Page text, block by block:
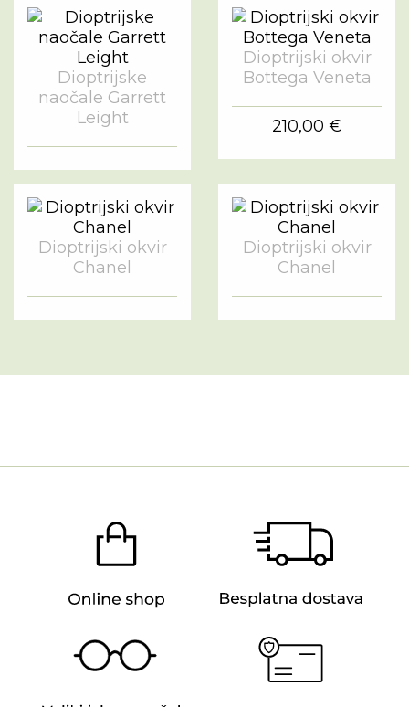
Dioptrijske
naočale Garrett
Leight
Dioptrijski okvir
Bottega Veneta
210,00 €
Dioptrijski okvir
Chanel
Dioptrijski okvir
Chanel